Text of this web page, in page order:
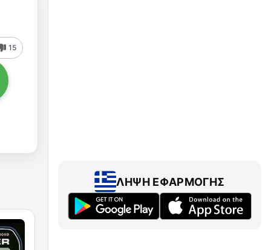
15
ΛΉΨΗ ΕΦΑΡΜΟΓΉΣ